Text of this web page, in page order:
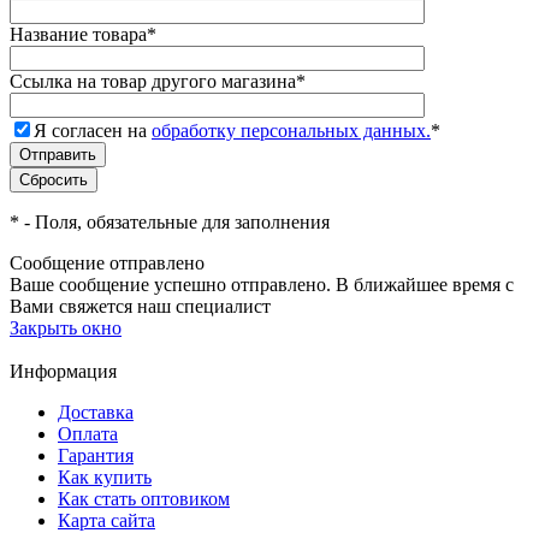
Название товара*
Ссылка на товар другого магазина*
Я согласен на обработку персональных данных.*
* - Поля, обязательные для заполнения
Сообщение отправлено
Ваше сообщение успешно отправлено. В ближайшее время с
Вами свяжется наш специалист
Закрыть окно
Информация
Доставка
Оплата
Гарантия
Как купить
Как стать оптовиком
Карта сайта